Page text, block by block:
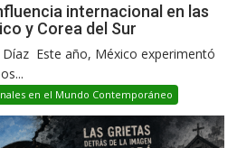
internacional en las
y Corea del Sur
Díaz Este año, México experimentó
en el Mundo Contemporáneo